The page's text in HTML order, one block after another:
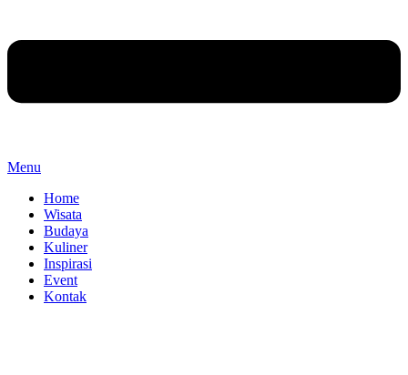
Menu
Home
Wisata
Budaya
Kuliner
Inspirasi
Event
Kontak